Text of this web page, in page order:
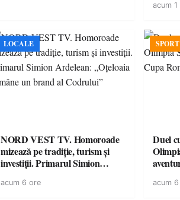
acum 1
LOCALE
NORD VEST TV. Homoroade
mizează pe tradiție, turism și
investiții. Primarul Simion
brand al Codrului”
acum 6 ore
SPORT
Duel
acum